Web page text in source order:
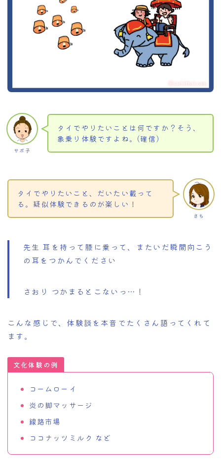
サボ子
タイでやりたいことは何ですか？そう、
象乗り体験ですよね。(確信)
さち
タイでやりたいこと、だいたい載って
る。疑似体験できるのが楽しい！
先生 耳を持って膝に乗って、またいだ瞬間向こう
の耳をつかんでください
さおり つかまるとこないっ…！
こんな感じで、体験談を本音でたくさん語ってくれて
ます。
文化体験の例
コームローイ
炎の脚マッサージ
線路市場
ココナッツミルク など